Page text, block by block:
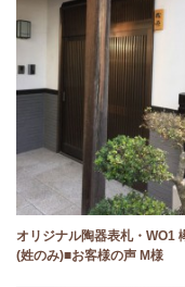
オリジナル陶器表札・WO1
(姓のみ)■お客様の声 M様